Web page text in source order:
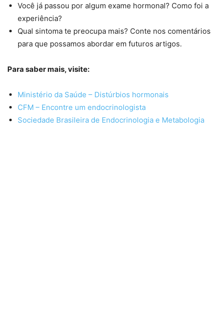
Você já passou por algum exame hormonal? Como foi a
experiência?
Qual sintoma te preocupa mais? Conte nos comentários
para que possamos abordar em futuros artigos.
Para saber mais, visite:
Ministério da Saúde – Distúrbios hormonais
CFM – Encontre um endocrinologista
Sociedade Brasileira de Endocrinologia e Metabologia